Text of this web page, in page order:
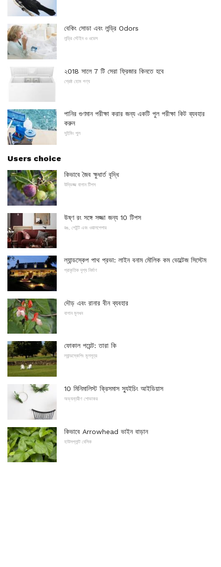
বেকিং সোডা এবং লন্ড্রি Odors
লন্ড্রি স্টেইন ও ওডেস
২018 সালে 7 টি সেরা ফ্রিজার কিনতে হবে
শ্রেষ্ঠ হোম পণ্য
পানির গুণমান পরীক্ষা করার জন্য একটি পুল পরীক্ষা কিট ব্যবহার
করুন
সুইমিং পুল
Users choice
কিভাবে জৈব ক্ষুধার্ত বৃদ্ধি
উদ্ভিজ্জ বাগান টিপস
উষ্ণ রং সঙ্গে সজ্জা জন্য 10 টিপস
রঙ, পেইন্ট এবং ওয়ালপেপার
ল্যান্ডস্কেপ পাথ প্রভা: লাইন বনাম মৌলিক কম ভোল্টেজ সিস্টেম
প্রাকৃতিক দৃশ্য নির্মাণ
দৌড় এবং রানার বীন ব্যবহার
বাগান মূলধন
ফোকাল পয়েন্ট: তারা কি
ল্যান্ডস্কেপিং মূলসূত্র
10 মিনিমালিস্ট ক্রিসমাস স্যুইচিং আইডিয়াস
অভ্যন্তরীণ শোভাকর
কিভাবে Arrowhead ভাইন বাড়ান
হাউসপ্লান্ট বেসিক